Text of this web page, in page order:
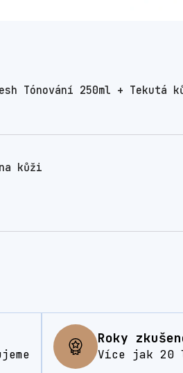
Tónování 250ml + Tekutá
kůži
Roky
Více jak 20